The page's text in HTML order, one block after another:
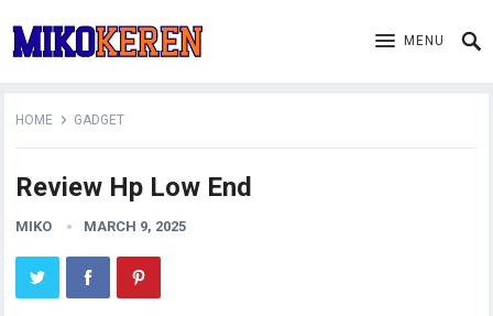
MENU
HOME GADGET
Review Hp Low End
MIKO MARCH 9, 2025